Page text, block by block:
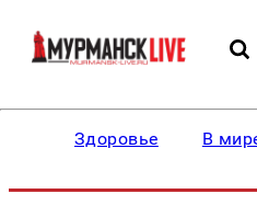
Здоровье В